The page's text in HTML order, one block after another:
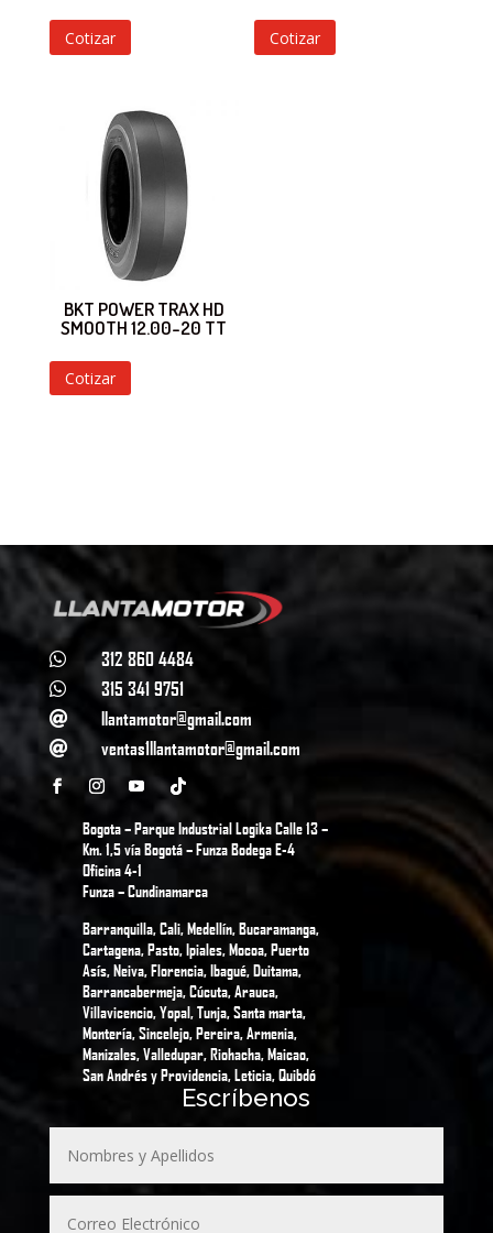
Cotizar Cotizar
BKT POWER TRAX HD
SMOOTH 12.00-20 TT
Cotizar
 312 860 4484
 315 341 9751
 llantamotor@gmail.com
 ventas1llantamotor@gmail.com
Bogota – Parque Industrial Logika Calle 13 –
Km. 1,5 vía Bogotá – Funza Bodega E-4
Oficina 4-1
Funza – Cundinamarca
Barranquilla, Cali, Medellín, Bucaramanga,
Cartagena, Pasto, Ipiales, Mocoa, Puerto
Asís, Neiva, Florencia, Ibagué, Duitama,
Barrancabermeja, Cúcuta, Arauca,
Villavicencio, Yopal, Tunja, Santa marta,
Montería, Sincelejo, Pereira, Armenia,
Manizales, Valledupar, Riohacha, Maicao,
San Andrés y Providencia, Leticia, Quibdó
Escríbenos